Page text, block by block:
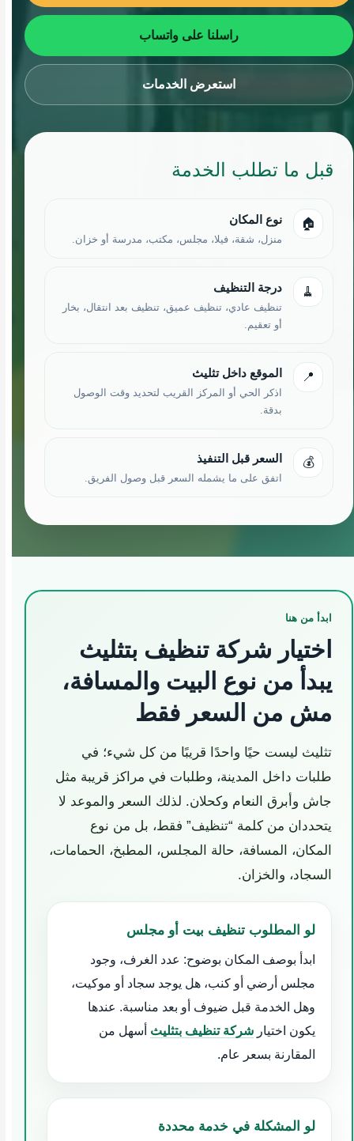
راسلنا على واتساب
استعرض الخدمات
قبل ما تطلب الخدمة
🏠 نوع المكان
منزل، شقة، فيلا، مجلس، مكتب، مدرسة أو خزان.
🧹 درجة التنظيف
تنظيف عادي، تنظيف عميق، تنظيف بعد انتقال، بخار
أو تعقيم.
📍 الموقع داخل تثليث
اذكر الحي أو المركز القريب لتحديد وقت الوصول
بدقة.
💰 السعر قبل التنفيذ
اتفق على ما يشمله السعر قبل وصول الفريق.
ابدأ من هنا
اختيار شركة تنظيف بتثليث
يبدأ من نوع البيت والمسافة،
مش من السعر فقط
تثليث ليست حيًا واحدًا قريبًا من كل شيء؛ في
طلبات داخل المدينة، وطلبات في مراكز قريبة مثل
جاش وأبرق النعام وكحلان. لذلك السعر والموعد لا
يتحددان من كلمة “تنظيف” فقط، بل من نوع
المكان، المسافة، حالة المجلس، المطبخ، الحمامات،
السجاد، والخزان.
لو المطلوب تنظيف بيت أو مجلس
ابدأ بوصف المكان بوضوح: عدد الغرف، وجود
مجلس أرضي أو كنب، هل يوجد سجاد أو موكيت،
وهل الخدمة قبل ضيوف أو بعد مناسبة. عندها
يكون اختيارشركة تنظيف بتثليث أسهل من
المقارنة بسعر عام.
لو المشكلة في خدمة محددة